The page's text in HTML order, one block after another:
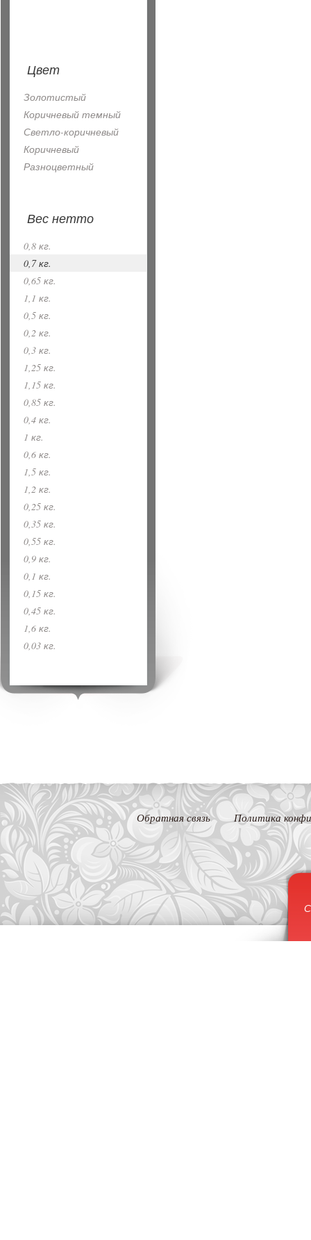
Цвет
Золотистый
Коричневый темный
Светло-коричневый
Коричневый
Разноцветный
Вес нетто
0,8 кг.
0,7 кг.
0,65 кг.
1,1 кг.
0,5 кг.
0,2 кг.
0,3 кг.
1,25 кг.
1,15 кг.
0,85 кг.
0,4 кг.
1 кг.
0,6 кг.
1,5 кг.
1,2 кг.
0,25 кг.
0,35 кг.
0,55 кг.
0,9 кг.
0,1 кг.
0,15 кг.
0,45 кг.
1,6 кг.
0,03 кг.
Обратная связь Политика